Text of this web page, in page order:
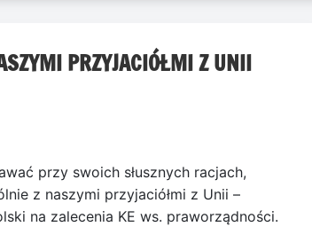
PRZYJACIÓŁMI Z UNII
przy swoich słusznych racjach,
z naszymi przyjaciółmi z Unii –
na zalecenia KE ws. praworządności.